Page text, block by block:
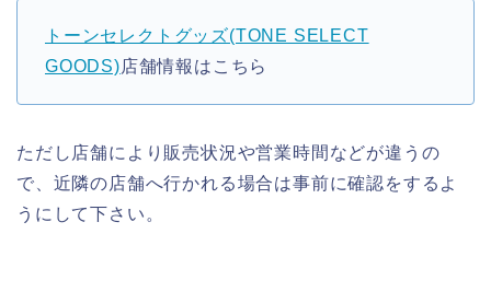
トーンセレクトグッズ(TONE SELECT
GOODS)店舗情報はこちら
ただし店舗により販売状況や営業時間などが違うの
で、近隣の店舗へ行かれる場合は事前に確認をするよ
うにして下さい。